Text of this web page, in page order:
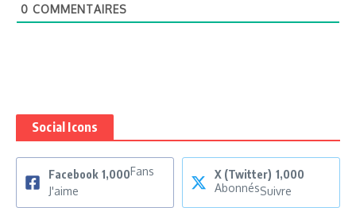
0 COMMENTAIRES
Social Icons
Facebook 1,000Fans
J'aime
X (Twitter) 1,000
AbonnésSuivre